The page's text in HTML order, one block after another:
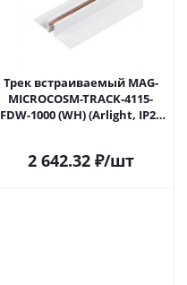
Трек встраиваемый MAG-
MICROCOSM-TRACK-4115-
FDW-1000 (WH) (Arlight, IP20
2 642.32₽/шт